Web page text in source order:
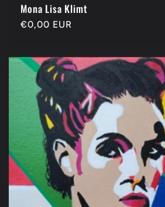
Mona Lisa Klimt
Precio
€0,00 EUR